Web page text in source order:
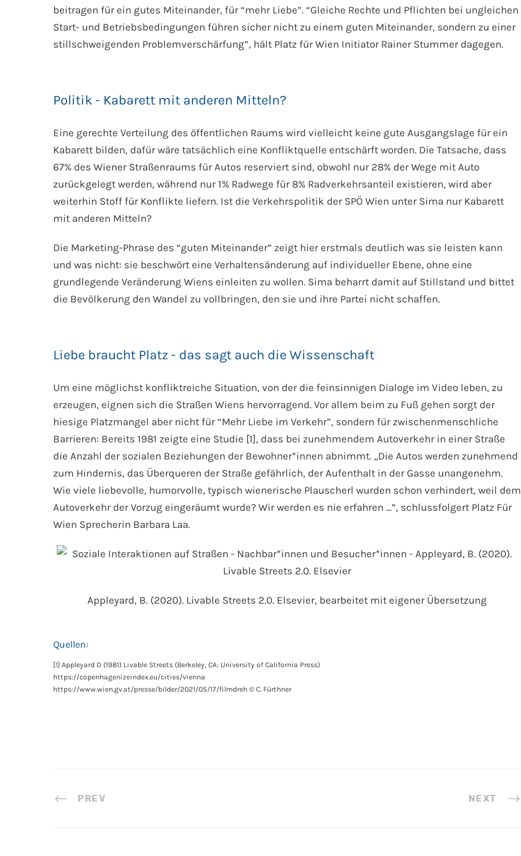
beitragen für ein gutes Miteinander, für “mehr Liebe”. “Gleiche Rechte und Pflichten bei ungleichen
Start- und Betriebsbedingungen führen sicher nicht zu einem guten Miteinander, sondern zu einer
stillschweigenden Problemverschärfung”, hält Platz für Wien Initiator Rainer Stummer dagegen.
Politik - Kabarett mit anderen Mitteln?
Eine gerechte Verteilung des öffentlichen Raums wird vielleicht keine gute Ausgangslage für ein
Kabarett bilden, dafür wäre tatsächlich eine Konfliktquelle entschärft worden. Die Tatsache, dass
67% des Wiener Straßenraums für Autos reserviert sind, obwohl nur 28% der Wege mit Auto
zurückgelegt werden, während nur 1% Radwege für 8% Radverkehrsanteil existieren, wird aber
weiterhin Stoff für Konflikte liefern. Ist die Verkehrspolitik der SPÖ Wien unter Sima nur Kabarett
mit anderen Mitteln?
Die Marketing-Phrase des “guten Miteinander” zeigt hier erstmals deutlich was sie leisten kann
und was nicht: sie beschwört eine Verhaltensänderung auf individueller Ebene, ohne eine
grundlegende Veränderung Wiens einleiten zu wollen. Sima beharrt damit auf Stillstand und bittet
die Bevölkerung den Wandel zu vollbringen, den sie und ihre Partei nicht schaffen.
Liebe braucht Platz - das sagt auch die Wissenschaft
Um eine möglichst konfliktreiche Situation, von der die feinsinnigen Dialoge im Video leben, zu
erzeugen, eignen sich die Straßen Wiens hervorragend. Vor allem beim zu Fuß gehen sorgt der
hiesige Platzmangel aber nicht für “Mehr Liebe im Verkehr”, sondern für zwischenmenschliche
Barrieren: Bereits 1981 zeigte eine Studie [1], dass bei zunehmendem Autoverkehr in einer Straße
die Anzahl der sozialen Beziehungen der Bewohner*innen abnimmt. „Die Autos werden zunehmend
zum Hindernis, das Überqueren der Straße gefährlich, der Aufenthalt in der Gasse unangenehm.
Wie viele liebevolle, humorvolle, typisch wienerische Plauscherl wurden schon verhindert, weil dem
Autoverkehr der Vorzug eingeräumt wurde? Wir werden es nie erfahren …”, schlussfolgert Platz Für
Wien Sprecherin Barbara Laa.
Appleyard, B. (2020). Livable Streets 2.0. Elsevier, bearbeitet mit eigener Übersetzung
Quellen:
[1] Appleyard D (1981) Livable Streets (Berkeley, CA: University of California Press)
https://copenhagenizeindex.eu/cities/vienna
https://www.wien.gv.at/presse/bilder/2021/05/17/filmdreh © C. Fürthner
PREV NEXT